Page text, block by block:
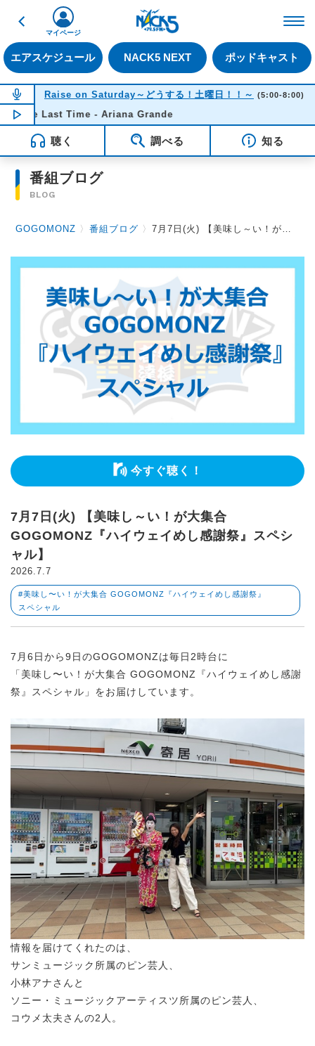
戻る
エアスケジュール NACK5 NEXT ポッドキャスト
マイページ
NOW ON AIR
Raise on Saturday～どうする！土曜日！！～ (5:00-8:00)
NOW PLAYING05:25
Last Time - Ariana Grande
聴く 調べる 知る
番組ブログ
BLOG
GOGOMONZ 〉番組ブログ 〉7月7日(火) 【美味し～い！が大集合GOGOMONZ『ハイウェイめし感謝祭』スペシャル】
今すぐ聴く！
7月7日(火) 【美味し～い！が大集合
GOGOMONZ『ハイウェイめし感謝祭』スペシ
ャル】
2026.7.7
#美味し〜い！が大集合 GOGOMONZ『ハイウェイめし感謝祭』
スペシャル
7月6日から9日のGOGOMONZは毎日2時台に
「美味し〜い！が大集合 GOGOMONZ『ハイウェイめし感謝
祭』スペシャル」をお届けしています。
情報を届けてくれたのは、
サンミュージック所属のピン芸人、
小林アナさんと
ソニー・ミュージックアーティスツ所属のピン芸人、
コウメ太夫さんの2人。